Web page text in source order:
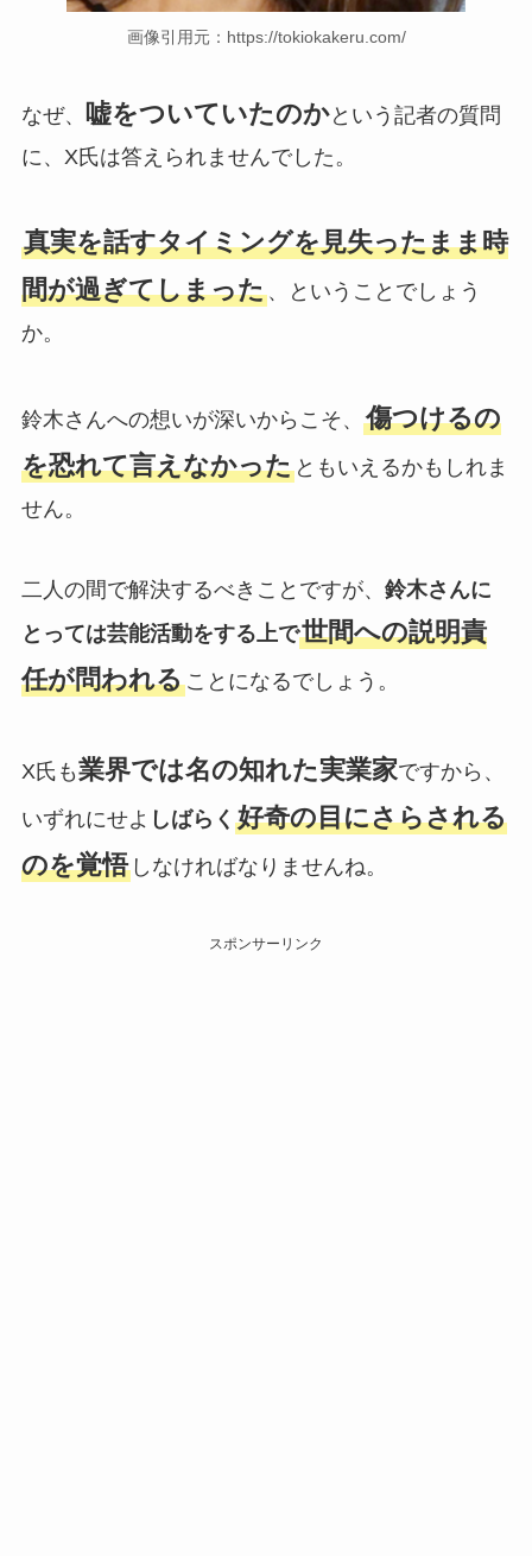
画像引用元：https://tokiokakeru.com/
なぜ、 嘘をついていたのかという記者の質問
に、X氏は答えられませんでした。
真実を話すタイミングを見失ったまま時
間が過ぎてしまった、ということでしょう
か。
鈴木さんへの想いが深いからこそ、 傷つけるの
を恐れて言えなかったともいえるかもしれま
せん。
二人の間で解決するべきことですが、 鈴木さんに
とっては芸能活動をする上で世間への説明責
任が問われることになるでしょう。
X氏も業界では名の知れた実業家ですから、
いずれにせよ しばらく 好奇の目にさらされる
のを覚悟しなければなりませんね。
スポンサーリンク